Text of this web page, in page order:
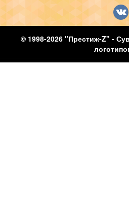
© 1998-2026 "Престиж-Z" -